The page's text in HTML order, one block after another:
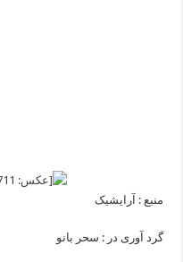
منبع : آرایشیک
گرد آوری در : سحر بانو